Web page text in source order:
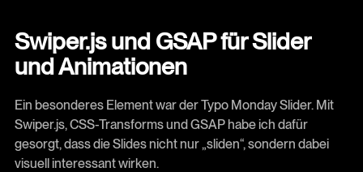
Swiper.js und GSAP für Slider
und Animationen
Ein besonderes Element war der Typo Monday Slider. Mit
Swiper.js, CSS-Transforms und GSAP habe ich dafür
gesorgt, dass die Slides nicht nur „sliden“, sondern dabei
visuell interessant wirken.